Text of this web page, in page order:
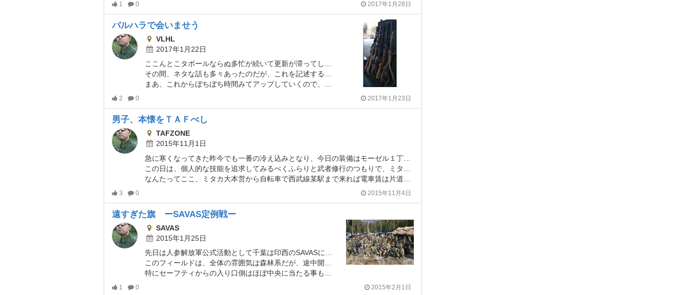
1 0 2017年1月28日
バルハラで会いませう
VLHL
2017年1月22日
ここんとこタボールならぬ多忙が続いて更新が滞ってしまったが、活動の方はしっかり２週毎に行っていた。
その間、ネタな話も多々あったのだが、これを記述する暇がなく流れてしまっていた。
まあ、これからぼちぼち時間みてアップしていくので、「あの一戦がまだだ！」という同志も少々お待ちあれ。
2 0 2017年1月23日
男子、本懐をＴＡＦべし
TAFZONE
2015年11月1日
この日は、個人的な技能を追求してみるべくふらりと武者修行のつもりで、ミタカ大本営からほど近い埼玉のＴＡＦ ＺＯＮＥに遊撃戦を展開。
なんたってここ、ミタカ大本営から自転車で西武線某駅まで来れば電車賃は片道￥２１０なのである。
3 0 2015年11月4日
遠すぎた旗 ーSAVAS定例戦ー
SAVAS
2015年1月25日
先日は人参解放軍公式活動として千葉は印西のSAVASに行ってきたので、軽くその様子など触れてみたい。
このフィールドは、全体の雰囲気は森林系だが、途中開けているところがありその辺はテントや板っぱによるバリケードが構築されている。
特にセーフティからの入り口側はほぼ中央に当たる事もあって、毎回激戦が展開される。
1 0 2015年2月1日